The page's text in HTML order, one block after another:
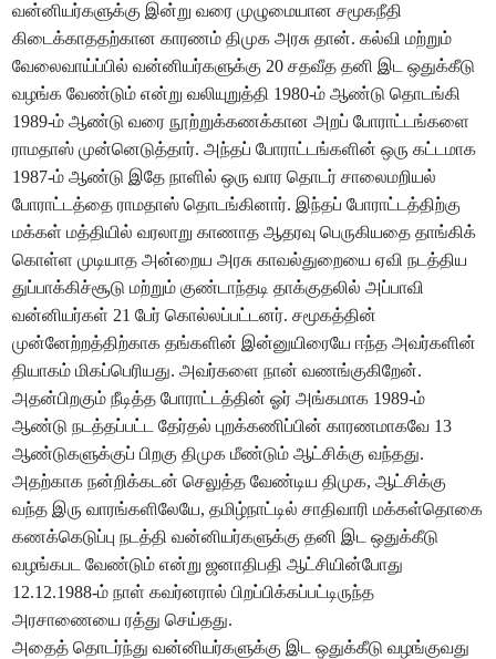
வன்னியர்களுக்கு இன்று வரை முழுமையான சமூகநீதி
கிடைக்காததற்கான காரணம் திமுக அரசு தான். கல்வி மற்றும்
வேலைவாய்ப்பில் வன்னியர்களுக்கு 20 சதவீத தனி இட ஒதுக்கீடு
வழங்க வேண்டும் என்று வலியுறுத்தி 1980-ம் ஆண்டு தொடங்கி
1989-ம் ஆண்டு வரை நூற்றுக்கணக்கான அறப் போராட்டங்களை
ராமதாஸ் முன்னெடுத்தார். அந்தப் போராட்டங்களின் ஒரு கட்டமாக
1987-ம் ஆண்டு இதே நாளில் ஒரு வார தொடர் சாலைமறியல்
போராட்டத்தை ராமதாஸ் தொடங்கினார். இந்தப் போராட்டத்திற்கு
மக்கள் மத்தியில் வரலாறு காணாத ஆதரவு பெருகியதை தாங்கிக்
கொள்ள முடியாத அன்றைய அரசு காவல்துறையை ஏவி நடத்திய
துப்பாக்கிச்சூடு மற்றும் குண்டாந்தடி தாக்குதலில் அப்பாவி
வன்னியர்கள் 21 பேர் கொல்லப்பட்டனர். சமூகத்தின்
முன்னேற்றத்திற்காக தங்களின் இன்னுயிரையே ஈந்த அவர்களின்
தியாகம் மிகப்பெரியது. அவர்களை நான் வணங்குகிறேன்.
அதன்பிறகும் நீடித்த போராட்டத்தின் ஓர் அங்கமாக 1989-ம்
ஆண்டு நடத்தப்பட்ட தேர்தல் புறக்கணிப்பின் காரணமாகவே 13
ஆண்டுகளுக்குப் பிறகு திமுக மீண்டும் ஆட்சிக்கு வந்தது.
அதற்காக நன்றிக்கடன் செலுத்த வேண்டிய திமுக, ஆட்சிக்கு
வந்த இரு வாரங்களிலேயே, தமிழ்நாட்டில் சாதிவாரி மக்கள்தொகை
கணக்கெடுப்பு நடத்தி வன்னியர்களுக்கு தனி இட ஒதுக்கீடு
வழங்கபட வேண்டும் என்று ஜனாதிபதி ஆட்சியின்போது
12.12.1988-ம் நாள் கவர்னரால் பிறப்பிக்கப்பட்டிருந்த
அரசாணையை ரத்து செய்தது.
அதைத் தொடர்ந்து வன்னியர்களுக்கு இட ஒதுக்கீடு வழங்குவது